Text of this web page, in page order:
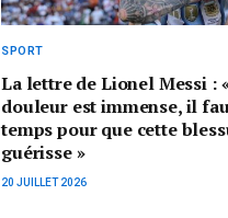
SPORT
La lettre de Lionel Messi :
douleur est immense, il
temps pour que cette
guérisse »
20 JUILLET 2026